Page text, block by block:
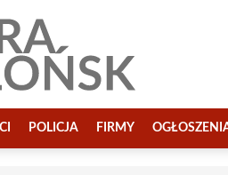
POLICJA FIRMY